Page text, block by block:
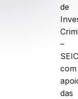
de
–
com
das